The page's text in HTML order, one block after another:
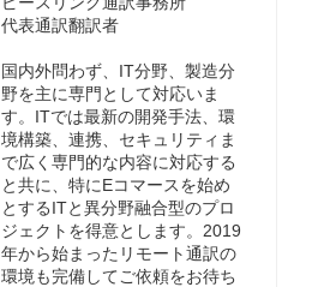
代表通訳翻訳者
国内外問わず、IT分野、製造分
野を主に専門として対応いま
す。ITでは最新の開発手法、環
境構築、連携、セキュリティま
で広く専門的な内容に対応する
と共に、特にEコマースを始め
とするITと異分野融合型のプロ
ジェクトを得意とします。2019
年から始まったリモート通訳の
環境も完備してご依頼をお待ち